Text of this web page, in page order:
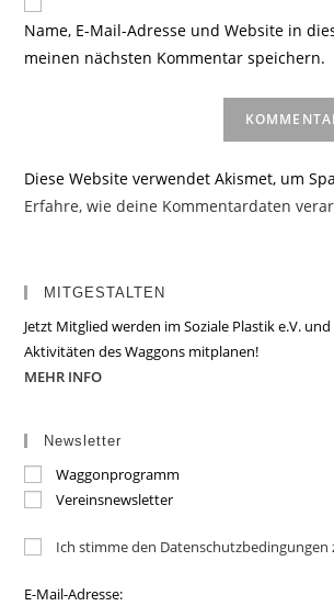
zum
Kommentieren
ein
URL
Name, E-Mail-Adresse und Website in
meinen nächsten Kommentar speichern.
Diese Website verwendet Akismet, um
Erfahre, wie deine Kommentardaten
MITGESTALTEN
Jetzt Mitglied werden im Soziale Plastik e.V.
Aktivitäten des Waggons mitplanen!
MEHR INFO
Newsletter
Waggonprogramm
Vereinsnewsletter
Ich stimme den Datenschutzbedingungen
E-Mail-Adresse: